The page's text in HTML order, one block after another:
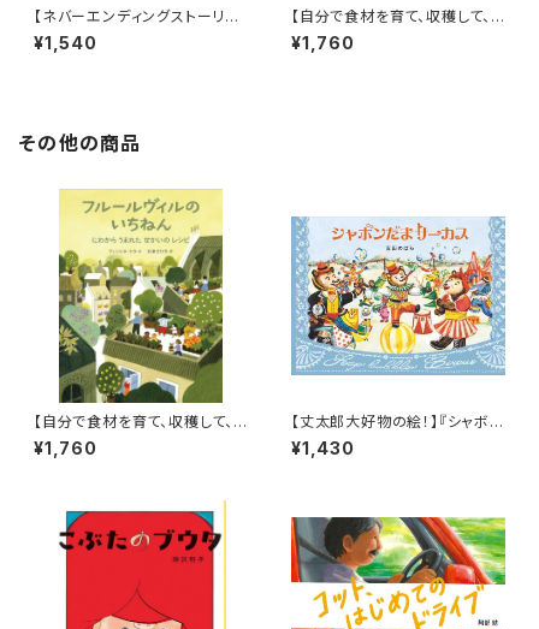
【ネバーエンディングストーリー
のような永遠に続く！】『だれだっ
て』
¥1,540
【自分で食材を育て、収穫して、
調理する喜び！】『フルールヴィル
のいちねん にわからうまれた せ
¥1,760
その他の商品
【自分で食材を育て、収穫して、
調理する喜び！】『フルールヴィル
のいちねん にわからうまれた せ
¥1,760
【丈太郎大好物の絵！】『シャボン
だまサーカス』
¥1,430